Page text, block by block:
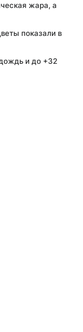
жара, а
показали в
и до +32